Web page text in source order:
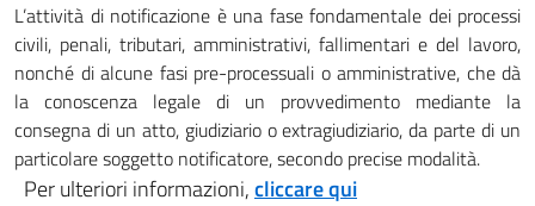
L’attività di notificazione è una fase fondamentale dei processi
civili, penali, tributari, amministrativi, fallimentari e del lavoro,
nonché di alcune fasi pre-processuali o amministrative, che dà
la conoscenza legale di un provvedimento mediante la
consegna di un atto, giudiziario o extragiudiziario, da parte di un
particolare soggetto notificatore, secondo precise modalità.
Per ulteriori informazioni,cliccare qui